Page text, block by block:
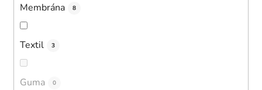
Membrána 8
Textil 3
Guma 0